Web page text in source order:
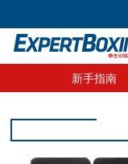
to
primary
to
main
to
footer
新手指南